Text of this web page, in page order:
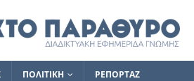
ΠΟΛΙΤΙΚΗ ΡΕΠΟΡΤΑΖ